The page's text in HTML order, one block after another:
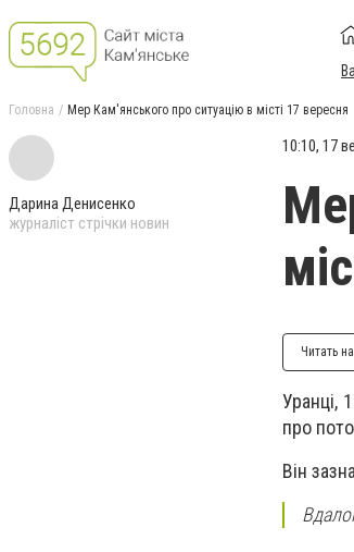
Головна Мер Кам'янського про ситуацію в місті 17 вересня
Дарина Денисенко
журналіст стрічки новин
10:10, 17
Читать
Уранці,
про
Він